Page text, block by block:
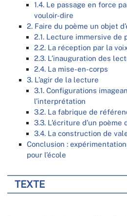
1.4. Le passage en force
vouloir-dire
2. Faire du poème un objet
2.1. Lecture immersive
2.2. La réception par la
2.3. L’inauguration des
2.4. La mise-en-corps
3. L’agir de la lecture
3.1. Configurations
l’interprétation
3.2. La fabrique de
3.3. L’écriture d’un
3.4. La construction de
Conclusion :
pour l’école
TEXTE